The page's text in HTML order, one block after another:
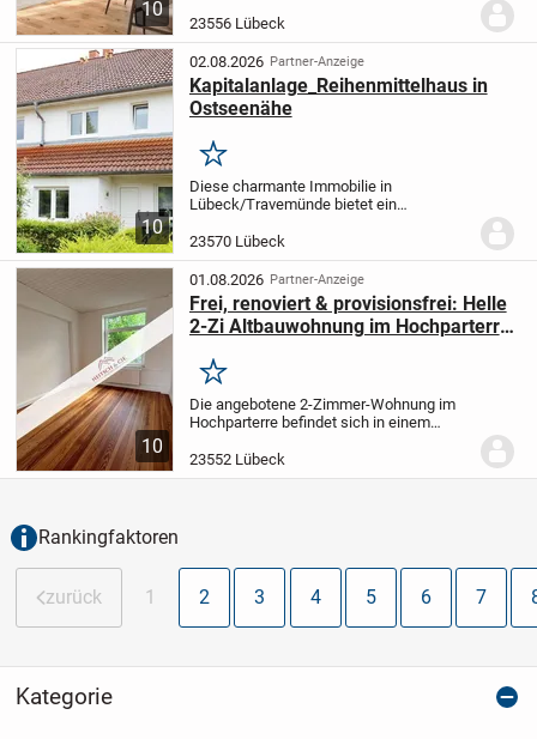
10
Zuhause im zentral gelegenen Stadtteil
St. Lorenz...
23556 Lübeck
10
02.08.2026 Partner-Anzeige
Kapitalanlage_Reihenmittelhaus in
Ostseenähe
Merken
Diese charmante Immobilie in
Lübeck/Travemünde bietet ein
ca. 100 qm Wohnfläche, verteilt auf 4
Zimmer. Das Baujahr 1996 zeugt von
zeitgemäßer Ausstattung und...
23570 Lübeck
10
01.08.2026 Partner-Anzeige
Frei, renoviert & provisionsfrei: Helle
2-Zi Altbauwohnung im Hochparterre
Merken
Die angebotene 2-Zimmer-Wohnung im
Hochparterre befindet sich in einem
insgesamt 10 Wohneinheiten aus ca. dem
Baujahr 1900.Das Gebäude wurde in den
23552 Lübeck
Rankingfaktoren
zurück 1 2 3 4 5 6 7
Kategorie